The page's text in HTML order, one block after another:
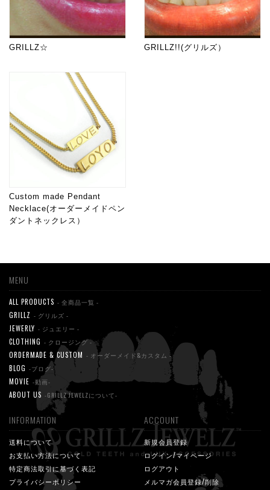
GRILLZ☆ GRILLZ!!(グリルズ）
Custom made Pendant
Necklace(オーダーメイドペン
ダントネックレス）
MENU
ALL PRODUCTS - 全商品一覧 -
GRILLZ - グリルズ -
JEWERLY - ジュエリー -
CLOTHING - クロージング -
ORDERMADE & CUSTOM - オーダーメイド&カスタム -
BLOG -ブログ-
MOVIE -動画-
ABOUT US -GRILLZ JEWELZについて-
INFORMATION
送料について
お支払い方法について
特定商法取引に基づく表記
プライバシーポリシー
ACCOUNT
新規会員登録
ログイン/マイページ
ログアウト
メルマガ会員登録/削除